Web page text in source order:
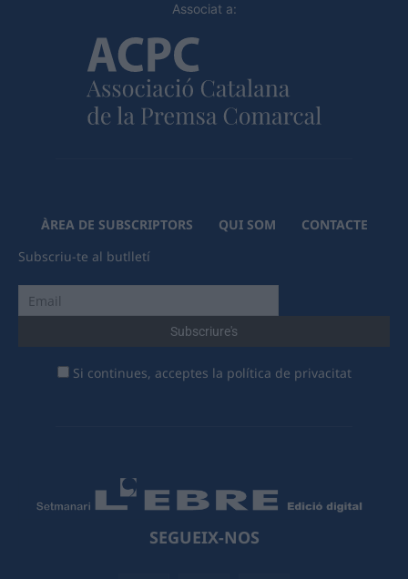
Associat a:
ÀREA DE SUBSCRIPTORS QUI SOM
CONTACTE
Subscriu-te al butlletí
Si continues, acceptes la política de privacitat
SEGUEIX-NOS